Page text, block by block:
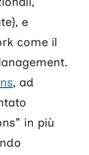
e
come il
, ad
in più